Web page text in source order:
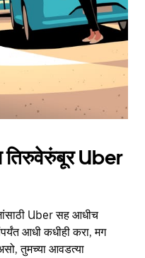
तिरुवेरुंबूर Uber
Uber सह आधीच
आधी कधीही करा, मग
तुमच्या आवडत्या